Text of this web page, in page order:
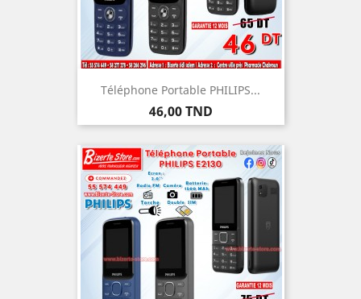
Téléphone Portable PHILIPS...
Prix
46,00 TND